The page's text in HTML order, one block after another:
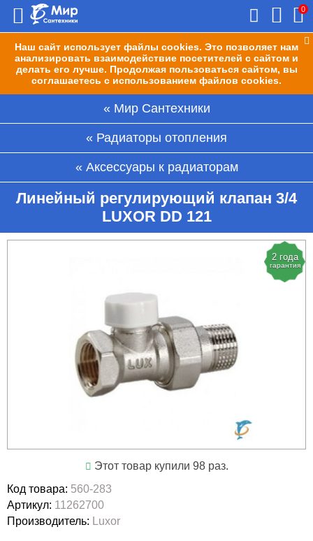
Наш сайт использует файлы cookies. Это позволяет нам
анализировать взаимодействие посетителей с сайтом и
делать его лучше. Продолжая пользоваться сайтом, вы
соглашаетесь с использованием файлов cookies.
0
Мир Сантехники
Радиаторы отопления
Аксессуары к радиаторам
Линейный регулирующий клапан 3/4
LUXOR DD 121
2 года
гарантия
Этот товар купили 98 раз.
Код товара: 560-283
Артикул: 11262700
Производитель: Luxor